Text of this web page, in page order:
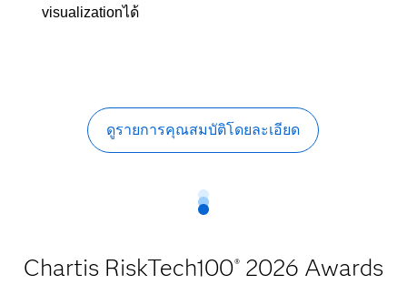
visualizationได้
ดูรายการคุณสมบัติโดยละเอียด
Chartis RiskTech100® 2026 Awards